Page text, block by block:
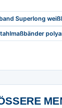
Superlong